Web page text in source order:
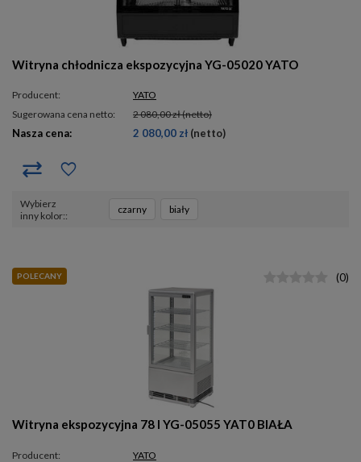
Witryna chłodnicza ekspozycyjna YG-05020 YATO
Producent:
YATO
Sugerowana cena netto:
2 080,00 zł(netto)
Nasza cena: 2 080,00 zł (netto)
Wybierz
inny kolor:
czarny biały
POLECANY
Witryna ekspozycyjna 78 l YG-05055 YAT0 BIAŁA
Producent:
YATO
(0)